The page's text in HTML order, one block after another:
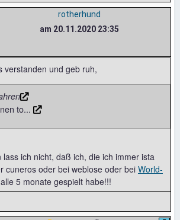
rotherhund
am 20.11.2020 23:35
verstanden und geb ruh,
to...
ich nicht, daß ich, die ich immer ista
cuneros oder bei weblose oder bei World-
5 monate gespielt habe!!!